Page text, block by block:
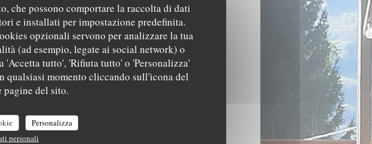
che possono comportare la raccolta di dati
e installati per impostazione predefinita.
opzionali servono per analizzare la tua
(ad esempio, legate ai social network) o
tutto', 'Rifiuta tutto' o 'Personalizza'
qualsiasi momento cliccando sull'icona del
pagine del sito.
Personalizza
personali
/5 Qualità / Prezzo:5 /5
subtilement
douces au